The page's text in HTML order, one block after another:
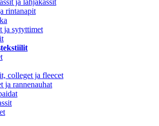
ja lahjakassit
rintanapit
ja sytyttimet
colleget ja fleecet
ja rannenauhat